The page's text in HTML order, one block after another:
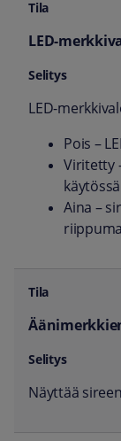
LED-
LED-
Pois –
Viritetty
käytössä
Aina –
Näyttää